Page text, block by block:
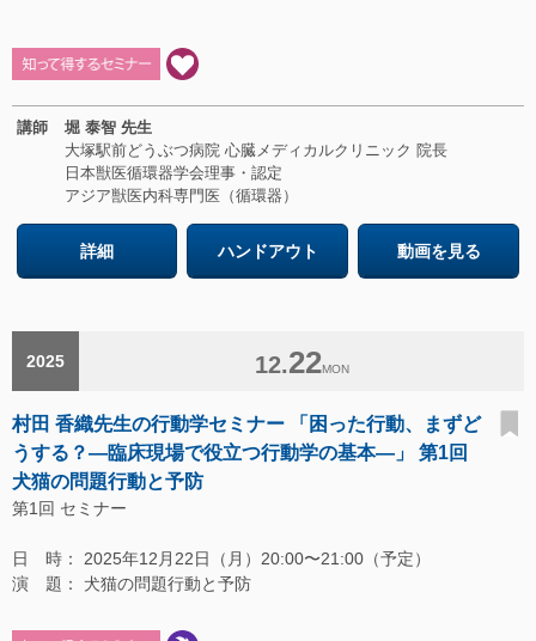
講師
堀 泰智 先生
大塚駅前どうぶつ病院 心臓メディカルクリニック 院長
日本獣医循環器学会理事・認定
アジア獣医内科専門医（循環器）
詳細 ハンドアウト 動画を見る
2025 12.22MON
村田 香織先生の行動学セミナー 「困った行動、まずど
うする？―臨床現場で役立つ行動学の基本―」 第1回
犬猫の問題行動と予防
第1回 セミナー
日 時： 2025年12月22日（月）20:00〜21:00（予定）
演 題： 犬猫の問題行動と予防